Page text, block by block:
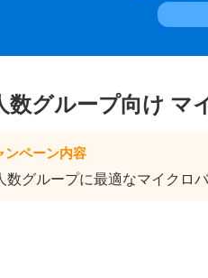
数グループ向け マ
ンペーン内容
数グループに最適なマイクロ